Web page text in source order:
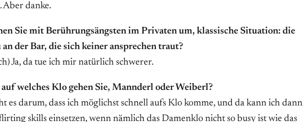
Aber danke.
Sie mit Berührungsängsten im Privaten um, klassische Situation: die
an der Bar, die sich keiner ansprechen traut?
Ja, da tue ich mir natürlich schwerer.
welches Klo gehen Sie, Mannderl oder Weiberl?
es darum, dass ich möglichst schnell aufs Klo komme, und da kann ich dann
skills einsetzen, wenn nämlich das Damenklo nicht so busy ist wie das